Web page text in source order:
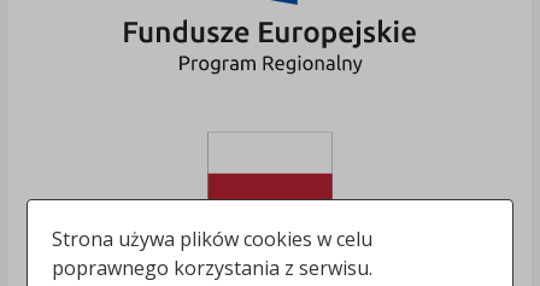
Strona używa plików cookies w celu
poprawnego korzystania z serwisu.